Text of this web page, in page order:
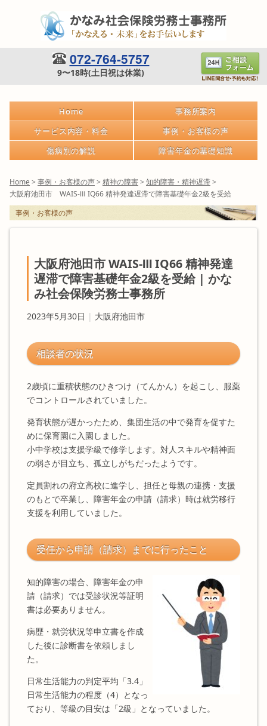
072-764-5757
9〜18時(土日祝は休業)
Home
事務所案内
サービス内容・料金
事例・お客様の声
傷病別の解説
障害年金の基礎知識
Home > 事例・お客様の声> 精神の障害> 知的障害・精神遅滞>
大阪府池田市 WAIS-Ⅲ IQ66 精神発達遅滞で障害基礎年金2級を受給
事例・お客様の声
大阪府池田市 WAIS-Ⅲ IQ66 精神発達
遅滞で障害基礎年金2級を受給 | かな
み社会保険労務士事務所
2023年5月30日 | 大阪府池田市
相談者の状況
2歳頃に重積状態のひきつけ（てんかん）を起こし、服薬
でコントロールされていました。
発育状態が遅かったため、集団生活の中で発育を促すた
めに保育園に入園しました。
小中学校は支援学級で修学します。対人スキルや精神面
の弱さが目立ち、孤立しがちだったようです。
定員割れの府立高校に進学し、担任と母親の連携・支援
のもとで卒業し、障害年金の申請（請求）時は就労移行
支援を利用していました。
受任から申請（請求）までに行ったこと
知的障害の場合、障害年金の申
請（請求）では受診状況等証明
書は必要ありません。
病歴・就労状況等申立書を作成
した後に診断書を依頼しまし
た。
日常生活能力の判定平均「3.4」
日常生活能力の程度（4）となっ
ており、等級の目安は「2級」となっていました。